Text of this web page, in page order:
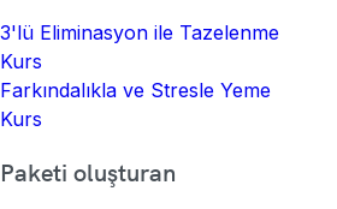
3'lü Eliminasyon ile Tazelenme
Kurs
Farkındalıkla ve Stresle Yeme
Kurs
Paketi oluşturan